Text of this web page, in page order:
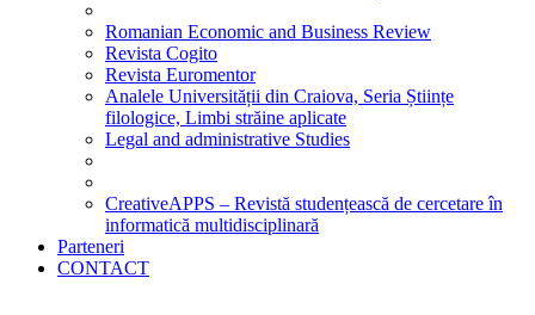
Romanian Economic and Business Review
Revista Cogito
Revista Euromentor
Analele Universității din Craiova, Seria Științe
filologice, Limbi străine aplicate
Legal and administrative Studies
CreativeAPPS – Revistă studențească de cercetare în
informatică multidisciplinară
Parteneri
CONTACT